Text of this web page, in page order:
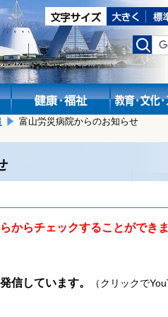
富山労災病院からのお知らせ
からチェックすることができま
信しています。 （クリックで